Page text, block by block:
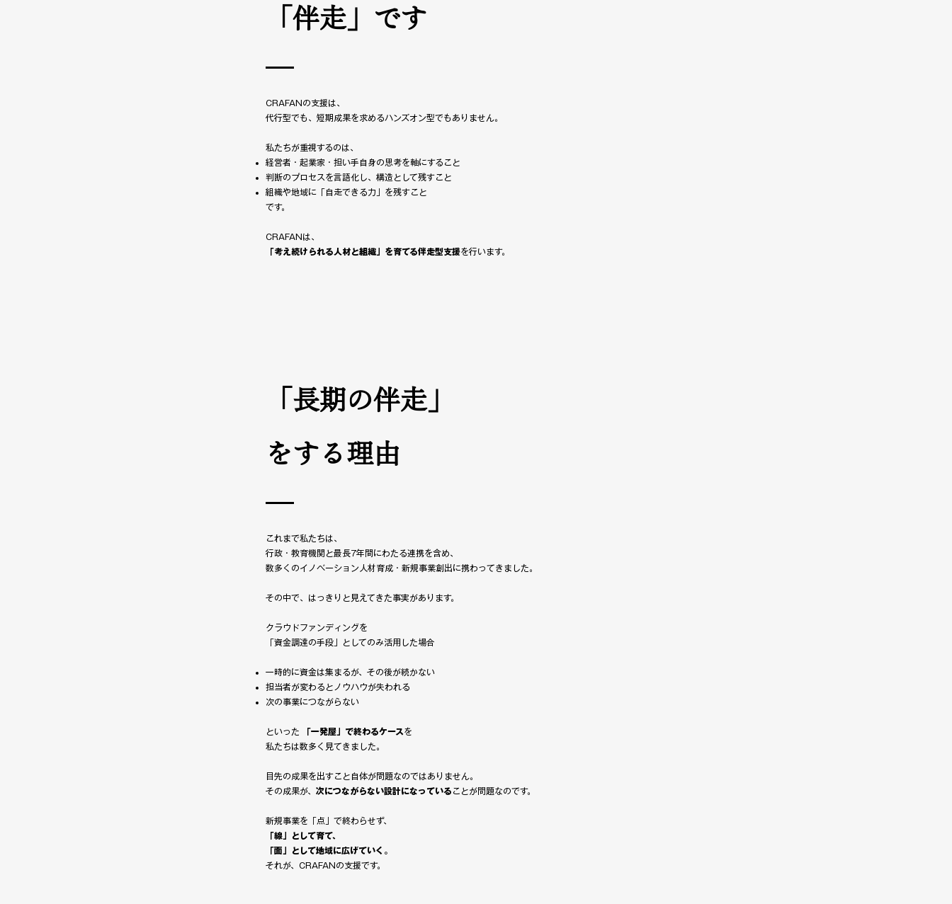
「伴走」です
CRAFANの支援は、
代行型でも、短期成果を求めるハンズオン型でもありません。
私たちが重視するのは、
経営者・起業家・担い手自身の思考を軸にすること
判断のプロセスを言語化し、構造として残すこと
組織や地域に「自走できる力」を残すこと
です。
CRAFANは、
「考え続けられる人材と組織」を育てる伴走型支援を行います。
「長期の伴走」
をする理由
これまで私たちは、
行政・教育機関と最長7年間にわたる連携を含め、
数多くのイノベーション人材育成・新規事業創出に携わってきました。
その中で、はっきりと見えてきた事実があります。
クラウドファンディングを
「資金調達の手段」としてのみ活用した場合
一時的に資金は集まるが、その後が続かない
担当者が変わるとノウハウが失われる
次の事業につながらない
といった 「一発屋」で終わるケース を
私たちは数多く見てきました。
目先の成果を出すこと自体が問題なのではありません。
その成果が、 次につながらない設計になっている ことが問題なのです。
新規事業を「点」で終わらせず、
「線」として育て、
「面」として地域に広げていく。
それが、CRAFANの支援です。